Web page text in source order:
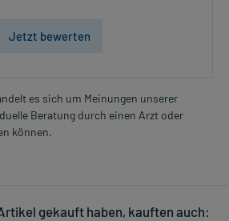
Jetzt bewerten
es sich um Meinungen unserer
Beratung durch einen Arzt oder
können.
gekauft haben, kauften auch: